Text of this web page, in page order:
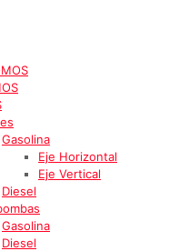
Gasolina
Eje Horizontal
Eje Vertical
Diesel
Gasolina
Diesel